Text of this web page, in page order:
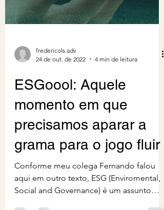
fredericols.adv
ESGoool: Aquele
momento em que
precisamos aparar a
grama para o jogo fluir
Conforme meu colega Fernando falou
aqui em outro texto, ESG (Enviromental,